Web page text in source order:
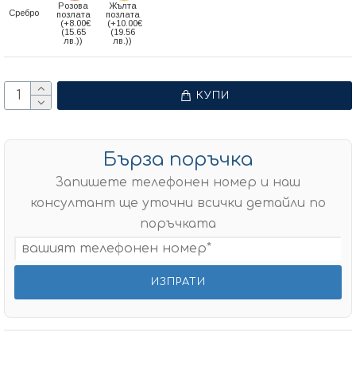
Сребро
Розова
позлата
(+8.00€
(15.65
лв.))
Жълта
позлата
(+10.00€
(19.56
лв.))
КУПИ
Бърза поръчка
Запишете телефонен номер и наш
консултант ще уточни всички детайли по
поръчката